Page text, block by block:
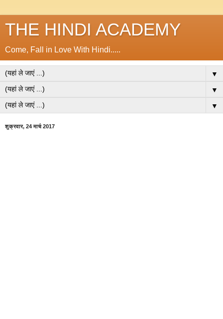
THE HINDI ACADEMY
Come, Fall in Love With Hindi.....
▼
▼
▼
शुक्रवार, 24 मार्च 2017